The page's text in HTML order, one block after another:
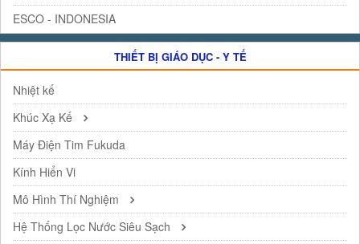
ESCO - INDONESIA
THIẾT BỊ GIÁO DỤC - Y TẾ
Nhiệt kế
Khúc Xạ Kế
Máy Điện Tim Fukuda
Kính Hiển Vi
Mô Hình Thí Nghiệm
Hệ Thống Lọc Nước Siêu Sạch